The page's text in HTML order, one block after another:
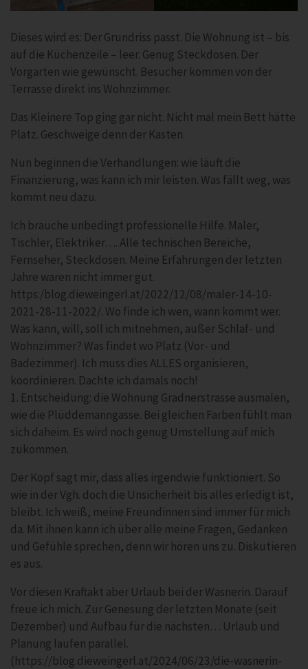
Dieses wird es: Der Grundriss passt. Die Wohnung ist – bis
auf die Küchenzeile – leer. Genug Steckdosen. Der
Vorgarten wie gewünscht. Besucher kommen von der
Terrasse direkt ins Wohnzimmer.
Das Kleinere Top ging gar nicht. Nicht mal mein Bett hätte
Platz. Geschweige denn der Kasten.
Nun beginnen die Verhandlungen: wie läuft die
Finanzierung, was kann ich mir leisten. Was fällt weg, was
kommt neu dazu.
Ich brauche unbedingt professionelle Hilfe. Maler,
Tischler, Elektriker…. Alle technischen Bereiche,
Fernseher, Steckdosen. Meine Erfahrungen der letzten
Jahre waren nicht immer gut.
https:/blog.dieweingerl.at/2022/12/08/maler-14-10-
2021-28-11-2022/. Wo finde ich wen, wann kommt wer.
Was kann, will, soll ich mitnehmen, außer Schlaf- und
Wohnzimmer? Was findet wo Platz (Vor- und
Badezimmer). Ich muss dies ALLES organisieren,
koordinieren. Dachte ich damals noch!
1. Entscheidung: die Wohnung Gradnerstrasse ausmalen,
wie die Plüddemanngasse. Bei gleichen Farben fühlt man
sich daheim. Es wird noch genug Umstellung auf mich
zukommen.
Der Kopf sagt mir, dass alles irgendwie funktioniert. So
wie in der Vgh. doch die Unsicherheit bis alles erledigt ist,
bleibt. Ich weiß, meine Freundinnen sind immer für mich
da. Mit ihnen kann ich über alle meine Fragen, Gedanken
und Gefühle sprechen, denn wir hören uns zu. Diskutieren
es aus.
Vor diesen Kraftakt aber Urlaub bei der Wasnerin. Darauf
freue ich mich. Zur Genesung der letzten Monate (seit
Dezember) und Aufbau für die nächsten… Urlaub und
Planung laufen parallel.
(https://blog.dieweingerl.at/2024/06/23/die-wasnerin-